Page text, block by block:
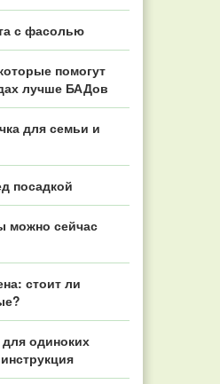
с фасолью
помогут
лучше БАДов
для семьи и
посадкой
можно сейчас
стоит ли
одиноких